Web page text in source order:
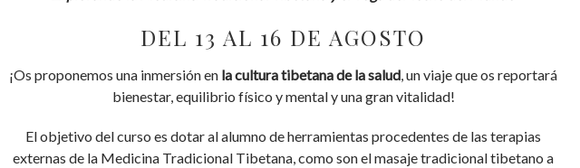
DEL 13 AL 16 DE AGOSTO
¡Os proponemos una inmersión en la cultura tibetana de la salud, un viaje que os reportará
bienestar, equilibrio físico y mental y una gran vitalidad!
El objetivo del curso es dotar al alumno de herramientas procedentes de las terapias
externas de la Medicina Tradicional Tibetana, como son el masaje tradicional tibetano a